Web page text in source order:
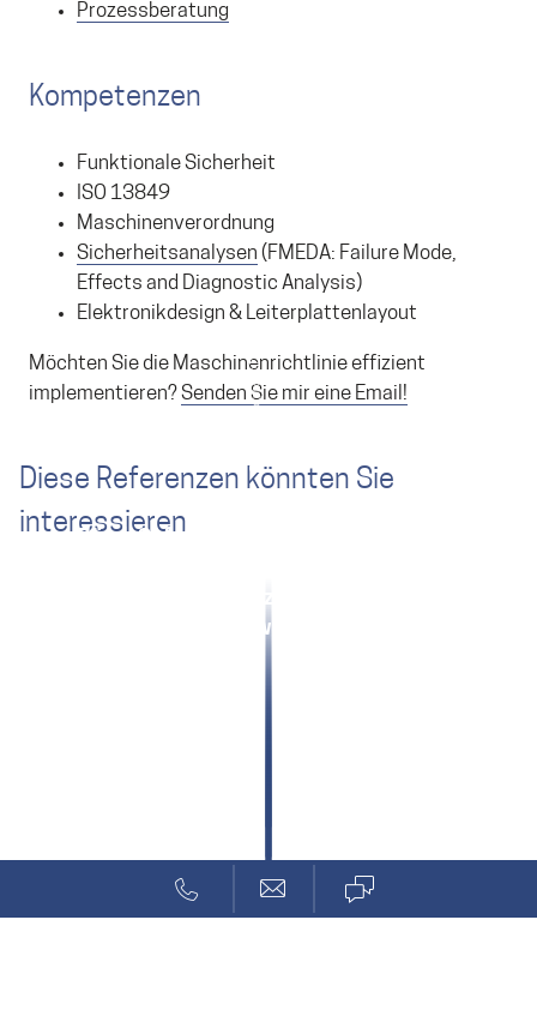
Prozessberatung
Kompetenzen
Funktionale Sicherheit
ISO 13849
Maschinenverordnung
Sicherheitsanalysen (FMEDA: Failure Mode,
Effects and Diagnostic Analysis)
Elektronikdesign & Leiterplattenlayout
Möchten Sie die Maschinenrichtlinie effizient
implementieren?Senden Sie mir eine Email!
Diese Referenzen könnten Sie
interessieren
Zünd: Safety klein, leicht, preisgünstig
Robustes Tablet zur Visualisierung
Ansteuerung & Auswertung für Sensoren